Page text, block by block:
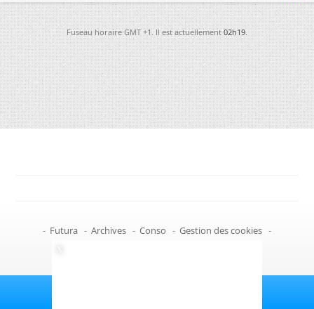
Fuseau horaire GMT +1. Il est actuellement02h19.
- Futura - Archives - Conso - Gestion des cookies -